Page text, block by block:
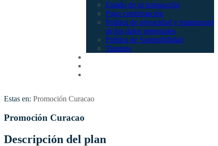
Estado de tu transacción
Pago confirmación
Política de privacidad y tratamiento
de los datos personales
Política de Sostenibilidad
Tiquetes
Estas en: Promoción Curacao
Promoción Curacao
Descripción del plan